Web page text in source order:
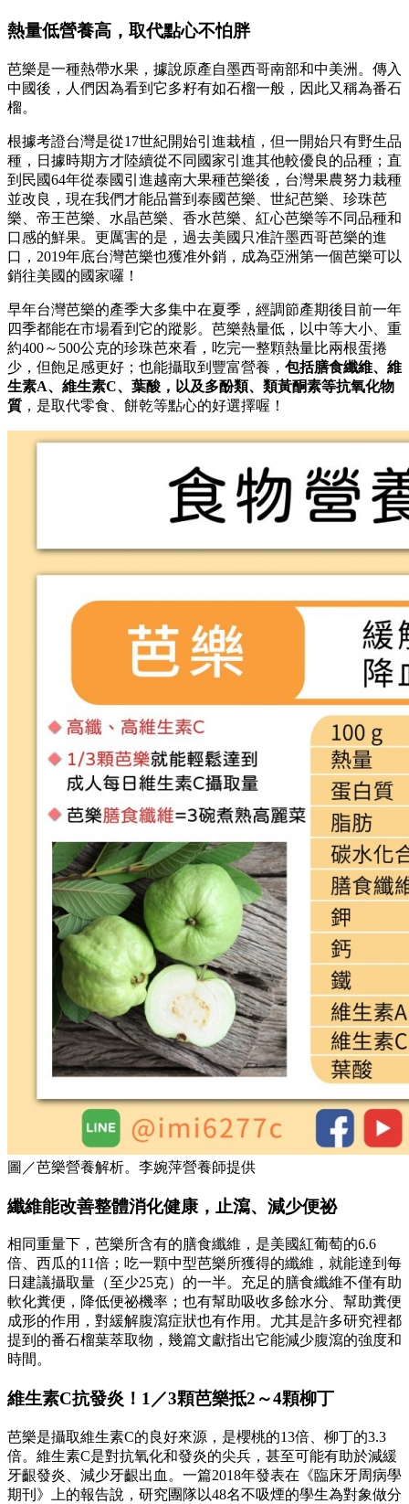
熱量低營養高，取代點心不怕胖
芭樂是一種熱帶水果，據說原產自墨西哥南部和中美洲。傳入
中國後，人們因為看到它多籽有如石榴一般，因此又稱為番石
榴。
根據考證台灣是從17世紀開始引進栽植，但一開始只有野生品
種，日據時期方才陸續從不同國家引進其他較優良的品種；直
到民國64年從泰國引進越南大果種芭樂後，台灣果農努力栽種
並改良，現在我們才能品嘗到泰國芭樂、世紀芭樂、珍珠芭
樂、帝王芭樂、水晶芭樂、香水芭樂、紅心芭樂等不同品種和
口感的鮮果。更厲害的是，過去美國只准許墨西哥芭樂的進
口，2019年底台灣芭樂也獲准外銷，成為亞洲第一個芭樂可以
銷往美國的國家囉！
早年台灣芭樂的產季大多集中在夏季，經調節產期後目前一年
四季都能在市場看到它的蹤影。芭樂熱量低，以中等大小、重
約400～500公克的珍珠芭來看，吃完一整顆熱量比兩根蛋捲
少，但飽足感更好；也能攝取到豐富營養， 包括膳食纖維、維
生素A、維生素C、葉酸，以及多酚類、類黃酮素等抗氧化物
質 ，是取代零食、餅乾等點心的好選擇喔！
圖／芭樂營養解析。李婉萍營養師提供
纖維能改善整體消化健康，止瀉、減少便祕
相同重量下，芭樂所含有的膳食纖維，是美國紅葡萄的6.6
倍、西瓜的11倍；吃一顆中型芭樂所獲得的纖維，就能達到每
日建議攝取量（至少25克）的一半。充足的膳食纖維不僅有助
軟化糞便，降低便祕機率；也有幫助吸收多餘水分、幫助糞便
成形的作用，對緩解腹瀉症狀也有作用。尤其是許多研究裡都
提到的番石榴葉萃取物，幾篇文獻指出它能減少腹瀉的強度和
時間。
維生素C抗發炎！1／3顆芭樂抵2～4顆柳丁
芭樂是攝取維生素C的良好來源，是櫻桃的13倍、柳丁的3.3
倍。維生素C是對抗氧化和發炎的尖兵，甚至可能有助於減緩
牙齦發炎、減少牙齦出血。一篇2018年發表在《臨床牙周病學
期刊》上的報告說，研究團隊以48名不吸煙的學生為對象做分